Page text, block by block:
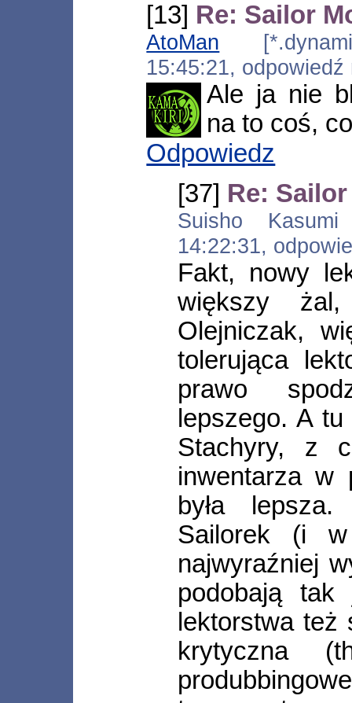
[13] Re: Sailor
AtoMan
15:45:21,
Ale ja nie
na to coś,
Odpowiedz
[37] Re:
Suisho Kasumi
14:22:31,
Fakt, nowy
większy
Olejniczak,
tolerująca
prawo
lepszego. A
Stachyry, z
inwentarza w
była
Sailorek (i
najwyraźniej
podobają
lektorstwa też
krytyczna